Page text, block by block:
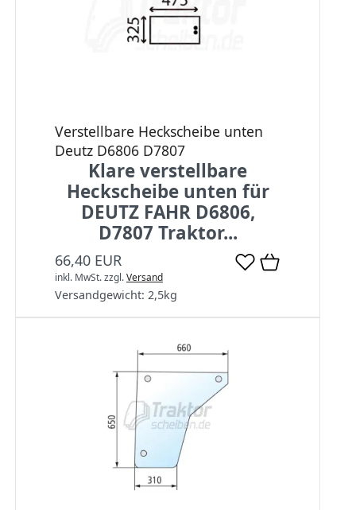
Verstellbare Heckscheibe unten
Deutz D6806 D7807
Klare verstellbare
Heckscheibe unten für
DEUTZ FAHR D6806,
D7807 Traktor...
66,40 EUR
inkl. MwSt.zzgl.Versand
Versandgewicht: 2,5kg